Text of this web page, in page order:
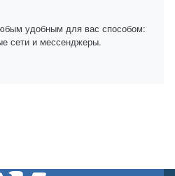
удобным для вас способом:
сети и мессенджеры.